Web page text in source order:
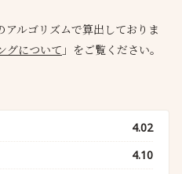
ルゴリズムで算出しておりま
グについて 」をご覧ください。
4.02
4.10